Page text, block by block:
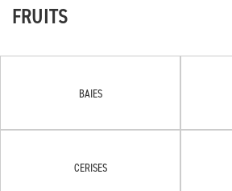
FRUITS
BAIES
CERISES